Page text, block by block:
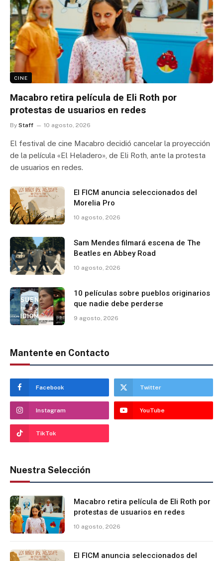
CINE
Macabro retira película de Eli Roth por
protestas de usuarios en redes
By Staff 10 agosto, 2026
El festival de cine Macabro decidió cancelar la proyección
de la película «El Heladero», de Eli Roth, ante la protesta
de usuarios en redes.
El FICM anuncia seleccionados del
Morelia Pro
10 agosto, 2026
Sam Mendes filmará escena de The
Beatles en Abbey Road
10 agosto, 2026
10 películas sobre pueblos originarios
que nadie debe perderse
9 agosto, 2026
Mantente en Contacto
Facebook Twitter
Instagram YouTube
TikTok
Nuestra Selección
Macabro retira película de Eli Roth por
protestas de usuarios en redes
10 agosto, 2026
El FICM anuncia seleccionados del